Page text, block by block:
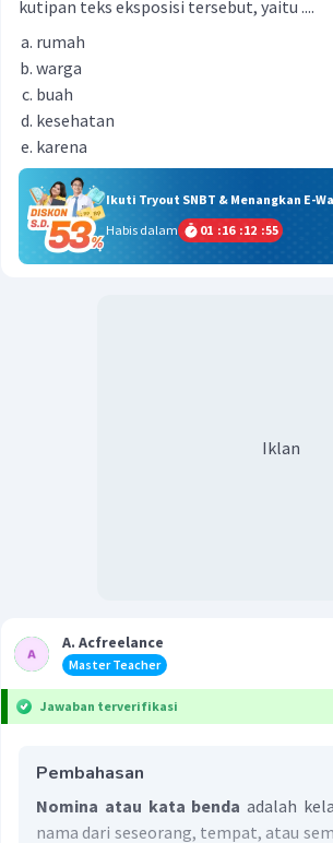
kutipan teks eksposisi tersebut, yaitu ....
rumah
warga
buah
kesehatan
karena
Ikuti Tryout SNBT & Menangkan E-
Habis dalam
01 :16 :12 :55
Iklan
A. Acfreelance
Master Teacher
Jawaban terverifikasi
Pembahasan
Nomina atau kata benda adalah
nama dari seseorang, tempat, atau